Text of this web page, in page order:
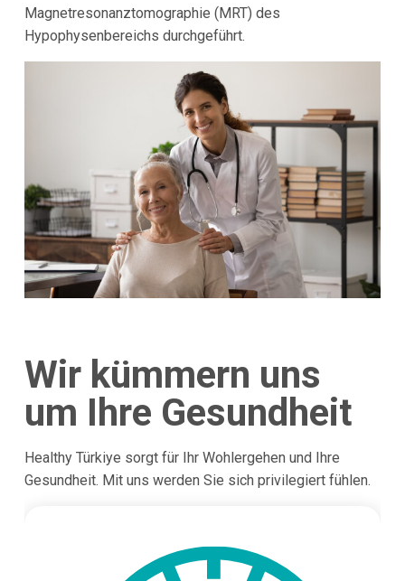
Magnetresonanztomographie (MRT) des
Hypophysenbereichs durchgeführt.
Wir kümmern uns
um Ihre Gesundheit
Healthy Türkiye sorgt für Ihr Wohlergehen und Ihre
Gesundheit. Mit uns werden Sie sich privilegiert fühlen.